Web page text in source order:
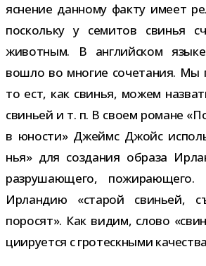
яс­не­ние дан­ному факту имеет
поскольку у семи­тов сви­нья
живот­ным. В англий­ском
вошло во мно­гие соче­та­ния. Мы
то ест, как сви­нья, можем
сви­ньей и т. п. В своем романе
в юно­сти» Джеймс Джойс
нья» для созда­ния образа
раз­ру­ша­ю­щего, пожи­ра­ю­щего.
Ирландию «ста­рой сви­ньей,
поро­сят». Как видим, слово
ци­и­ру­ется с гро­теск­ными